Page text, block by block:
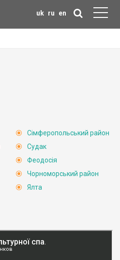
uk ru en
Сімферопольський район
Судак
Феодосія
Чорноморський район
Ялта